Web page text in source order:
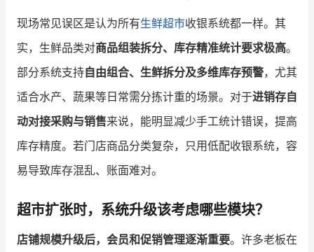
现场常见误区是认为所有生鲜超市收银系统都一样。其
实，生鲜品类对商品组装拆分、库存精准统计要求极高。
部分系统支持自由组合、生鲜拆分及多维库存预警，尤其
适合水产、蔬果等日常需分拣计重的场景。对于进销存自
动对接采购与销售来说，能明显减少手工统计错误，提高
库存精度。若门店商品分类复杂，只用低配收银系统，容
易导致库存混乱、账面难对。
超市扩张时，系统升级该考虑哪些模块？
店铺规模升级后，会员和促销管理逐渐重要。许多老板在